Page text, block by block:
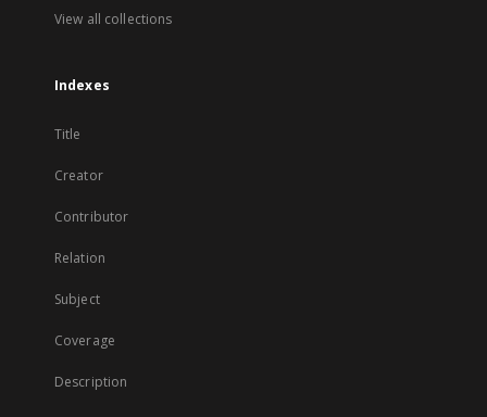
View all collections
Indexes
Title
Creator
Contributor
Relation
Subject
Coverage
Description